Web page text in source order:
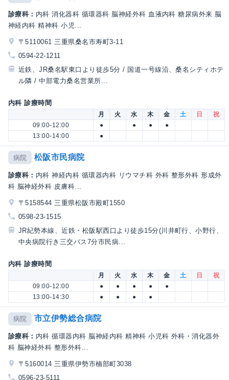
診療科： 内科 消化器科 循環器科 脳神経外科 血液内科 糖尿病外来 脳
神経内科 精神科 小児...
〒5110061 三重県桑名市寿町3-11
0594-22-1211
近鉄、JR桑名駅東口より徒歩5分 / 国道一号線沿、桑名シティホテ
ル隣 / 中部電力桑名営業所...
内科 診療時間
月 火 水 木 金 土 日
祝
09:00-12:00
● ● ●
●
13:00-14:00
●
病院 松阪市民病院
診療科： 内科 神経内科 循環器内科 リウマチ科 外科 整形外科 形成外
科 脳神経外科 皮膚科...
〒5158544 三重県松阪市殿町1550
0598-23-1515
JR紀勢本線、近鉄・松阪駅西口より徒歩15分(川井町行、小野行、
中央病院行き三交バス7分市民病...
内科 診療時間
月 火 水 木 金 土 日
祝
09:00-12:00
● ● ● ●
●
13:00-14:30
● ● ● ●
病院 市立伊勢総合病院
診療科： 内科 循環器内科 脳神経内科 精神科 小児科 外科・消化器外
科 脳神経外科 整形外科...
〒5160014 三重県伊勢市楠部町3038
0596-23-5111